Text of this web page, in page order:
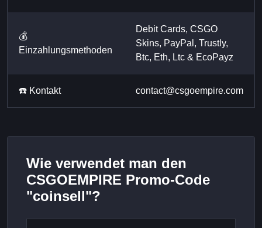
💰
Einzahlungsmethoden
Debit Cards, CSGO
Skins, PayPal, Trustly,
Btc, Eth, Ltc & EcoPayz
☎️ Kontakt contact@csgoempire.com
Wie verwendet man den
CSGOEMPIRE Promo-Code
"coinsell"?